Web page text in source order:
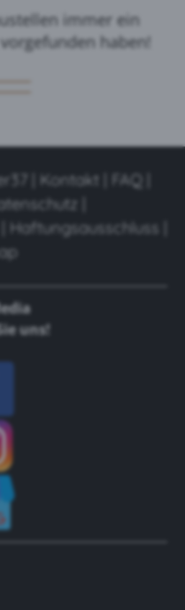
immer ein
haben!
| Kontakt FAQ
Haftungsausschluss
uns!